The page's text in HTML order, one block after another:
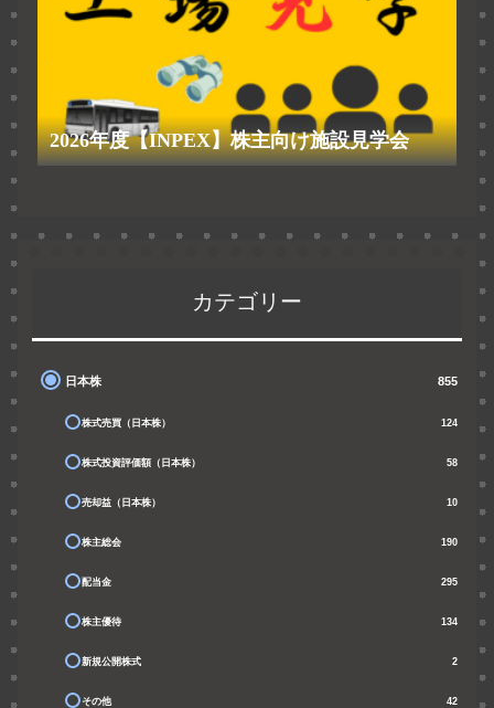
2026年度【INPEX】株主向け施設見学会
カテゴリー
日本株 855
株式売買（日本株） 124
株式投資評価額（日本株） 58
売却益（日本株） 10
株主総会 190
配当金 295
株主優待 134
新規公開株式 2
その他 42